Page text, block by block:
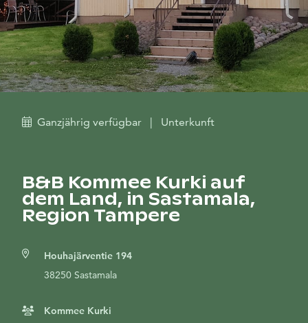
Ganzjährig verfügbar | Unterkunft
B&B Kommee Kurki auf
dem Land, in Sastamala,
Region Tampere
Houhajärventie 194
38250 Sastamala
Kommee Kurki